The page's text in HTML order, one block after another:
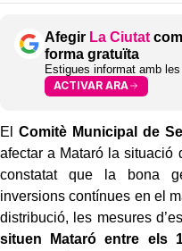
Afegir La Ciutat
forma gratuïta
Estigues informat amb
ACTIVAR ARA
ElComitè Municipal de
afectar a Mataró la situació
constatat que la bona
inversions contínues en el
distribució, les mesures
situen Mataró entre els